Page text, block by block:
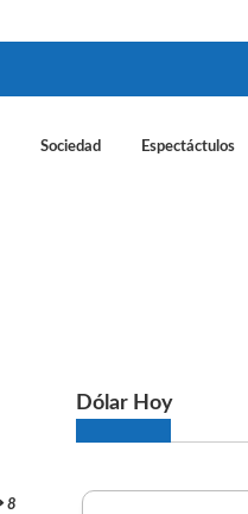
Sociedad Espectáctulos
8
Dólar Hoy